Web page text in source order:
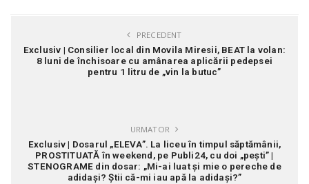
PRECEDENT
Exclusiv | Consilier local din Movila Miresii, BEAT la volan:
8 luni de închisoare cu amânarea aplicării pedepsei
pentru 1 litru de „vin la butuc”
URMATOR
Exclusiv | Dosarul „ELEVA”. La liceu în timpul săptămânii,
PROSTITUATĂ în weekend, pe Publi24, cu doi „pești” |
STENOGRAME din dosar: „Mi-ai luat şi mie o pereche de
adidaşi? Știi că-mi iau apă la adidaşi?”